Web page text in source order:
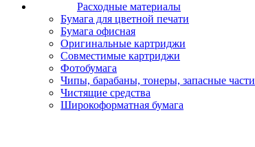
Расходные материалы
Бумага для цветной печати
Бумага офисная
Оригинальные картриджи
Совместимые картриджи
Фотобумага
Чипы, барабаны, тонеры, запасные части
Чистящие средства
Широкоформатная бумага